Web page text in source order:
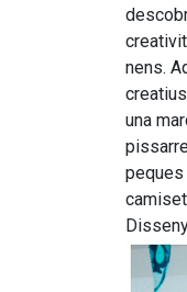
nens.
una
peques